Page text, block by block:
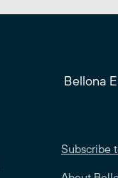
Bellona
Subscribe